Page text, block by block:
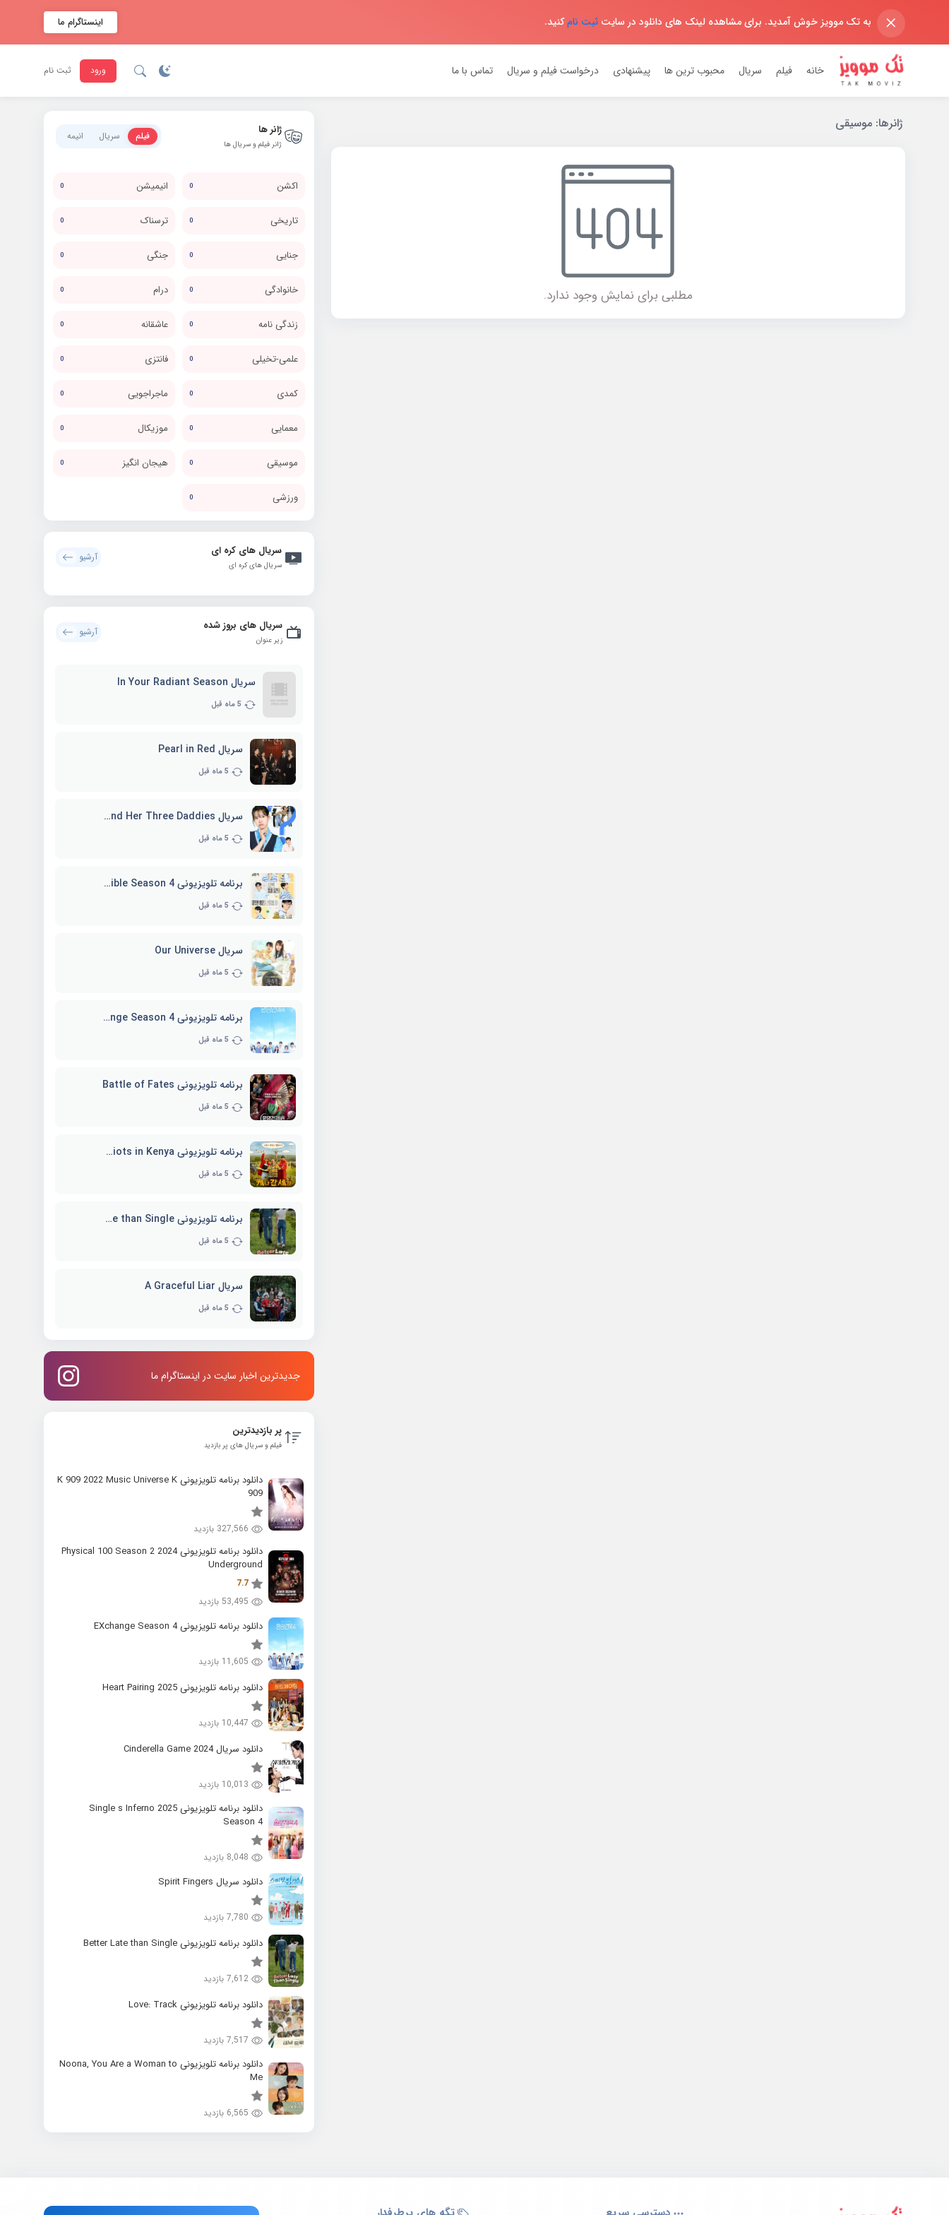
× به تک موویز خوش آمدید. برای مشاهده لینک های دانلود در سایت ثبت نامکنید. اینستاگرام ما
خانه فیلم سریال محبوب ترین ها پیشنهادی درخواست فیلم و سریال تماس با ما ورود ثبت نام
ژانر‌ها: موسیقی
مطلبی برای نمایش وجود ندارد.
ژانر ها
ژانر فیلم و سریال ها
فیلم سریال انیمه
اکشن 0 انیمیشن 0
تاریخی 0 ترسناک 0
جنایی 0 جنگی 0
خانوادگی 0 درام 0
زندگی نامه 0 عاشقانه 0
علمی-تخیلی 0 فانتزی 0
کمدی 0 ماجراجویی 0
معمایی 0 موزیکال 0
موسیقی 0 هیجان انگیز 0
ورزشی 0
سریال های کره ای
سریال های کره ای
آرشیو
سریال های بروز شده
زیر عنوان
آرشیو
سریال In Your Radiant Season
5 ماه قبل
سریال Pearl in Red
5 ماه قبل
سریال Marie and Her Three Daddies
5 ماه قبل
برنامه تلویزیونی Whenever Possible Season 4
5 ماه قبل
سریال Our Universe
5 ماه قبل
برنامه تلویزیونی EXchange Season 4
5 ماه قبل
برنامه تلویزیونی Battle of Fates
5 ماه قبل
برنامه تلویزیونی Three Idiots in Kenya
5 ماه قبل
برنامه تلویزیونی Better Late than Single
5 ماه قبل
سریال A Graceful Liar
5 ماه قبل
جدیدترین اخبار سایت در اینستاگرام ما
پر بازدیدترین
فیلم و سریال های پر بازدید
دانلود برنامه تلویزیونی K 909 2022 Music Universe K
909
327,566 بازدید
دانلود برنامه تلویزیونی 2024 Physical 100 Season 2
Underground
7.7
53,495 بازدید
دانلود برنامه تلویزیونی EXchange Season 4
11,605 بازدید
دانلود برنامه تلویزیونی 2025 Heart Pairing
10,447 بازدید
دانلود سریال 2024 Cinderella Game
10,013 بازدید
دانلود برنامه تلویزیونی 2025 Single s Inferno
Season 4
8,048 بازدید
دانلود سریال Spirit Fingers
7,780 بازدید
دانلود برنامه تلویزیونی Better Late than Single
7,612 بازدید
دانلود برنامه تلویزیونی Love: Track
7,517 بازدید
دانلود برنامه تلویزیونی Noona, You Are a Woman to
Me
6,565 بازدید